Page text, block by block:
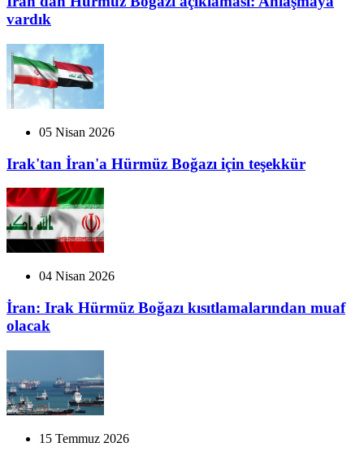
vardık
05 Nisan 2026
Irak'tan İran'a Hürmüz Boğazı için teşekkür
04 Nisan 2026
İran: Irak Hürmüz Boğazı kısıtlamalarından muaf
olacak
15 Temmuz 2026